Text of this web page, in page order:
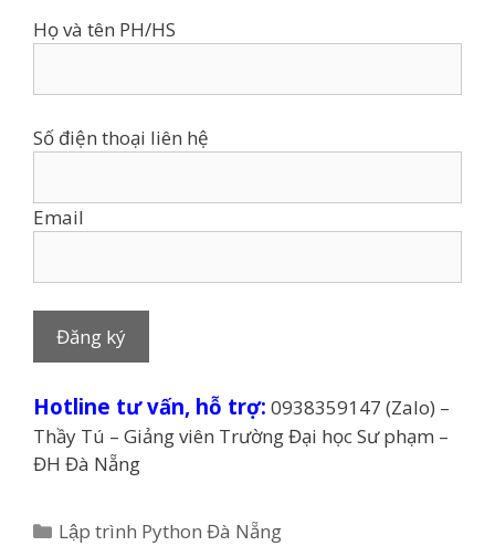
Họ và tên PH/HS
Số điện thoại liên hệ
Email
Hotline tư vấn, hỗ trợ: 0938359147 (Zalo) –
Thầy Tú – Giảng viên Trường Đại học Sư phạm –
ĐH Đà Nẵng
Categories
Lập trình Python Đà Nẵng